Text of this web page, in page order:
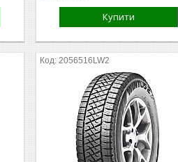
Купити
2056516LW2